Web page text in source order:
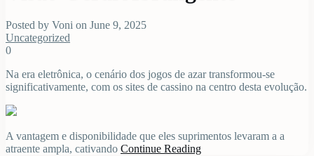
Posted by Voni on June 9, 2025
Uncategorized
0
Na era eletrônica, o cenário dos jogos de azar transformou-se
significativamente, com os sites de cassino na centro desta evolução.
A vantagem e disponibilidade que eles suprimentos levaram a a
atraente ampla, cativando Continue Reading